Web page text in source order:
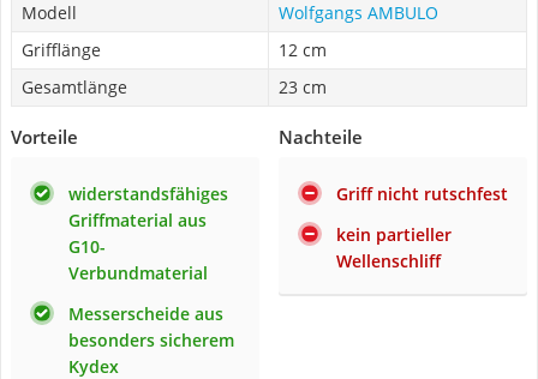
Modell
Wolfgangs AMBULO
Grifflänge
12 cm
Gesamtlänge
23 cm
Vorteile
widerstandsfähiges
Griffmaterial aus
G10-
Verbundmaterial
Messerscheide aus
besonders sicherem
Kydex
Nachteile
Griff nicht rutschfest
kein partieller
Wellenschliff